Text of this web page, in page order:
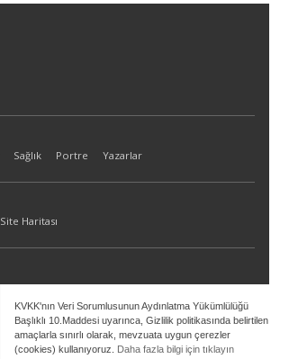
KVKK'nın Veri Sorumlusunun Aydınlatma Yükümlülüğü
Başlıklı 10.Maddesi uyarınca, Gizlilik politikasında belirtilen
amaçlarla sınırlı olarak, mevzuata uygun çerezler
(cookies) kullanıyoruz. Daha fazla bilgi için tıklayın
Sağlık Portre Yazarlar
Site Haritası